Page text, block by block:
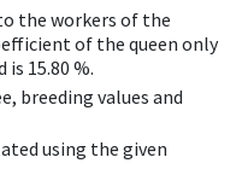
the workers of the
of the queen only
15.80 %.
breeding values and
using the given